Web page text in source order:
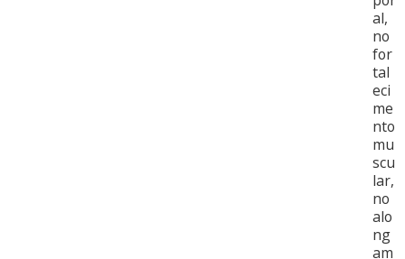
al,
no
for
tal
eci
me
nto
mu
scu
lar,
no
alo
ng
am